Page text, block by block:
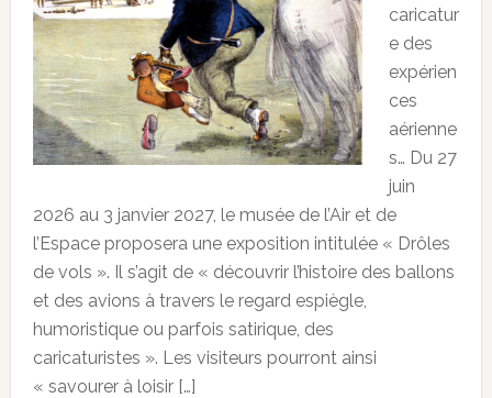
caricatur
e des
expérien
ces
aérienne
s… Du 27
juin
2026 au 3 janvier 2027, le musée de l’Air et de
l’Espace proposera une exposition intitulée « Drôles
de vols ». Il s’agit de « découvrir l’histoire des ballons
et des avions à travers le regard espiègle,
humoristique ou parfois satirique, des
caricaturistes ». Les visiteurs pourront ainsi
« savourer à loisir […]